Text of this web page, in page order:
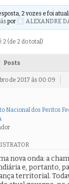
2 vozes e foi
por ALEXANDRE
2 (de 2 do total)
Posts
de 2017 às 00:09
Nacional dos Peritos
nova onda: a
e, portanto,
territorial.